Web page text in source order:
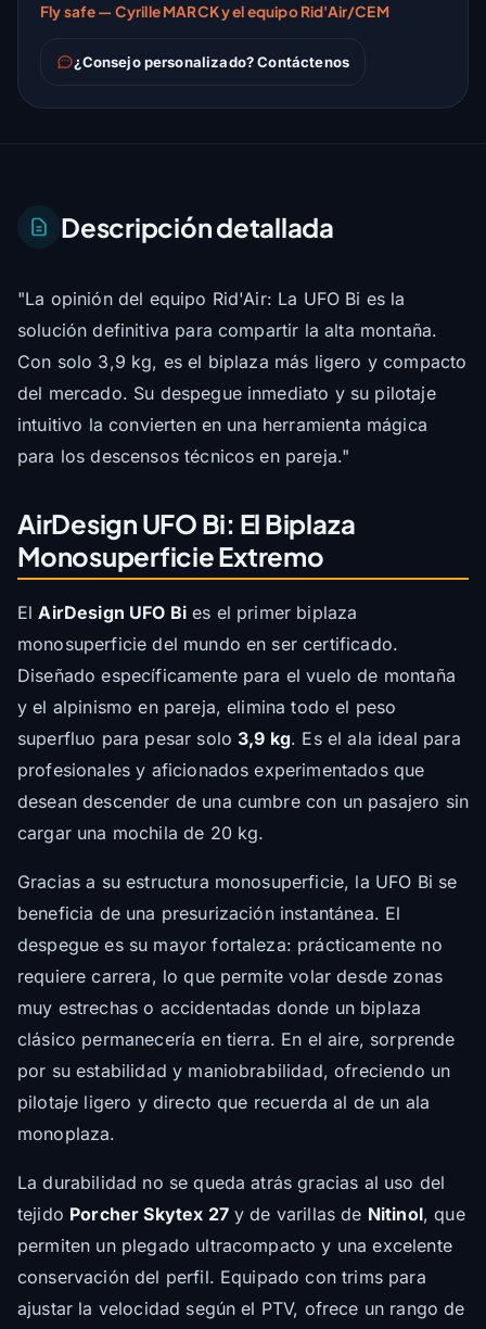
Fly safe — Cyrille MARCK y el equipo Rid'Air/CEM
¿Consejo personalizado? Contáctenos
Descripción detallada
"La opinión del equipo Rid'Air: La UFO Bi es la
solución definitiva para compartir la alta montaña.
Con solo 3,9 kg, es el biplaza más ligero y compacto
del mercado. Su despegue inmediato y su pilotaje
intuitivo la convierten en una herramienta mágica
para los descensos técnicos en pareja."
AirDesign UFO Bi: El Biplaza
Monosuperficie Extremo
ElAirDesign UFO Bi es el primer biplaza
monosuperficie del mundo en ser certificado.
Diseñado específicamente para el vuelo de montaña
y el alpinismo en pareja, elimina todo el peso
superfluo para pesar solo 3,9 kg. Es el ala ideal para
profesionales y aficionados experimentados que
desean descender de una cumbre con un pasajero sin
cargar una mochila de 20 kg.
Gracias a su estructura monosuperficie, la UFO Bi se
beneficia de una presurización instantánea. El
despegue es su mayor fortaleza: prácticamente no
requiere carrera, lo que permite volar desde zonas
muy estrechas o accidentadas donde un biplaza
clásico permanecería en tierra. En el aire, sorprende
por su estabilidad y maniobrabilidad, ofreciendo un
pilotaje ligero y directo que recuerda al de un ala
monoplaza.
La durabilidad no se queda atrás gracias al uso del
tejido Porcher Skytex 27y de varillas de Nitinol, que
permiten un plegado ultracompacto y una excelente
conservación del perfil. Equipado con trims para
ajustar la velocidad según el PTV, ofrece un rango de